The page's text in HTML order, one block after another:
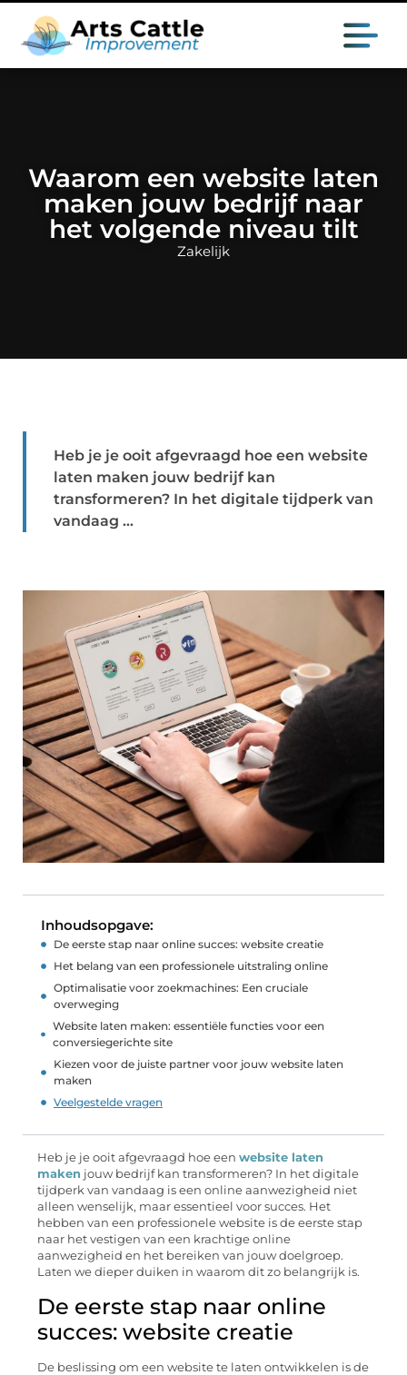
Waarom een website laten
maken jouw bedrijf naar
het volgende niveau tilt
Zakelijk
Heb je je ooit afgevraagd hoe een website
laten maken jouw bedrijf kan
transformeren? In het digitale tijdperk van
vandaag ...
Inhoudsopgave:
De eerste stap naar online succes: website creatie
Het belang van een professionele uitstraling online
Optimalisatie voor zoekmachines: Een cruciale
overweging
Website laten maken: essentiële functies voor een
conversiegerichte site
Kiezen voor de juiste partner voor jouw website laten
maken
Veelgestelde vragen
Heb je je ooit afgevraagd hoe een website laten
maken jouw bedrijf kan transformeren? In het digitale
tijdperk van vandaag is een online aanwezigheid niet
alleen wenselijk, maar essentieel voor succes. Het
hebben van een professionele website is de eerste stap
naar het vestigen van een krachtige online
aanwezigheid en het bereiken van jouw doelgroep.
Laten we dieper duiken in waarom dit zo belangrijk is.
De eerste stap naar online
succes: website creatie
De beslissing om een website te laten ontwikkelen is de